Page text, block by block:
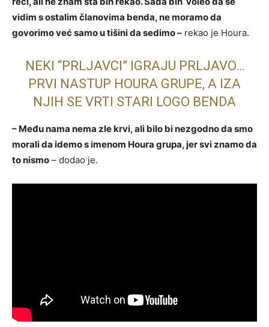
vidim s ostalim članovima benda, ne moramo da
govorimo već samo u tišini da sedimo – rekao je Houra.
NEKI “PRLJAVCI” IGRAJU PRLJAVO…
PRVI NASTUP HOURA GRUPE, A IZA
NJIH SE VRTI STARI LOGO BENDA
– Među nama nema zle krvi, ali bilo bi nezgodno da smo
morali da idemo s imenom Houra grupa, jer svi znamo da
to nismo – dodao je.